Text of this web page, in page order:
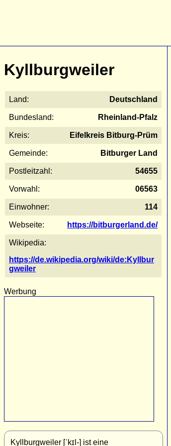
Kyllburgweiler
Land: Deutschland
Bundesland: Rheinland-Pfalz
Kreis: Eifelkreis Bitburg-Prüm
Gemeinde: Bitburger Land
Postleitzahl: 54655
Vorwahl: 06563
Einwohner: 114
Webseite: https://bitburgerland.de/
Wikipedia:
https://de.wikipedia.org/wiki/de:Kyllbur
gweiler
Werbung
Kyllburgweiler [ˈkɪl-] ist eine